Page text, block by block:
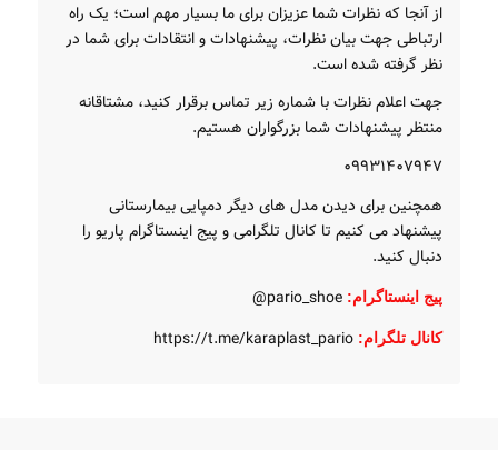
از آنجا که نظرات شما عزیزان برای ما بسیار مهم است؛ یک راه
ارتباطی جهت بیان نظرات، پیشنهادات و انتقادات برای شما در
نظر گرفته شده است.
جهت اعلام نظرات با شماره زیر تماس برقرار کنید، مشتاقانه
منتظر پیشنهادات شما بزرگواران هستیم.
۰۹۹۳۱۴۰۷۹۴۷
همچنین برای دیدن مدل های دیگر دمپایی بیمارستانی
پیشنهاد می کنیم تا کانال تلگرامی و پیج اینستاگرام پاریو را
دنبال کنید.
پیج اینستاگرام:
کانال تلگرام: